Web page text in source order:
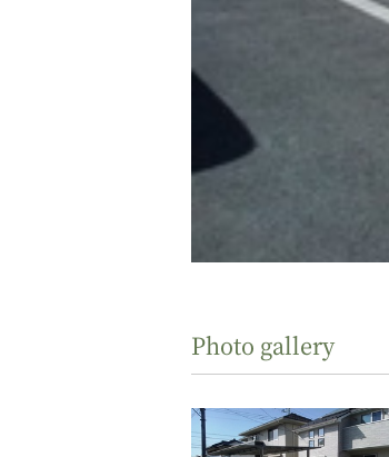
Photo gallery